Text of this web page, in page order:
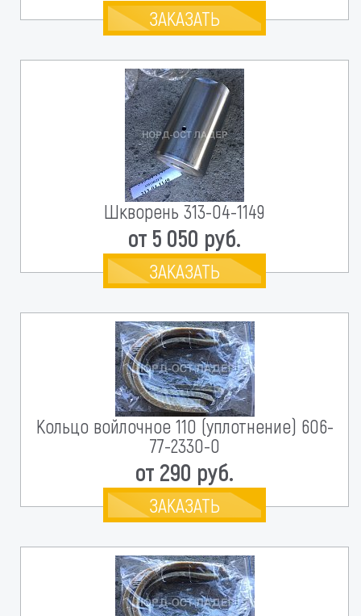
ЗАКАЗАТЬ
Шкворень 313-04-1149
от 5 050 руб.
ЗАКАЗАТЬ
Кольцо войлочное 110 (уплотнение) 606-
77-2330-0
от 290 руб.
ЗАКАЗАТЬ